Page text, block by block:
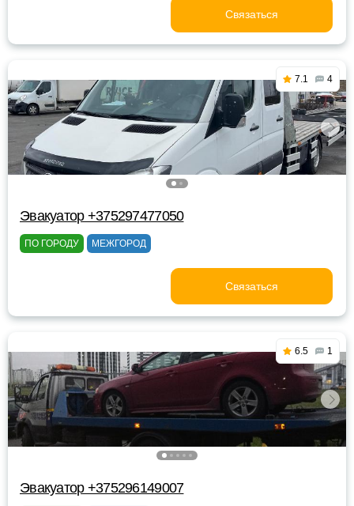
Связаться
7.1 4
Эвакуатор +375297477050
ПО ГОРОДУ МЕЖГОРОД
Связаться
6.5 1
Эвакуатор +375296149007